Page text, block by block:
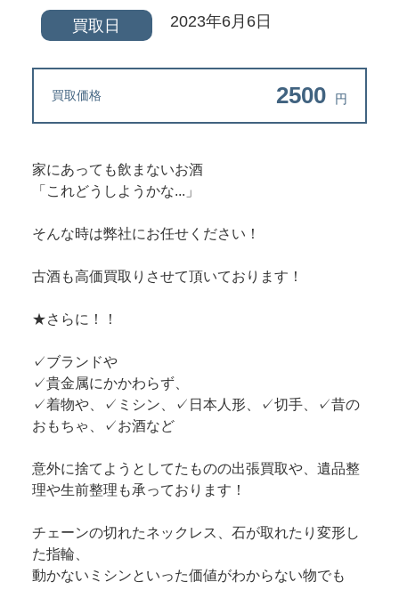
買取日 2023年6月6日
買取価格 2500 円
家にあっても飲まないお酒
「これどうしようかな...」
そんな時は弊社にお任せください！
古酒も高価買取りさせて頂いております！
★さらに！！
✓ブランドや
✓貴金属にかかわらず、
✓着物や、✓ミシン、✓日本人形、✓切手、✓昔の
おもちゃ、✓お酒など
意外に捨てようとしてたものの出張買取や、遺品整
理や生前整理も承っております！
チェーンの切れたネックレス、石が取れたり変形し
た指輪、
動かないミシンといった価値がわからない物でも